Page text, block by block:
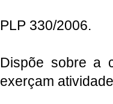
PLP 330/2006.
Dispõe sobre a
exerçam